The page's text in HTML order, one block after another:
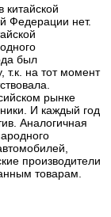
китайской
Федерации нет.
был
т.к. на тот момент
рынке
И каждый год
Аналогичная
производители
товарам.